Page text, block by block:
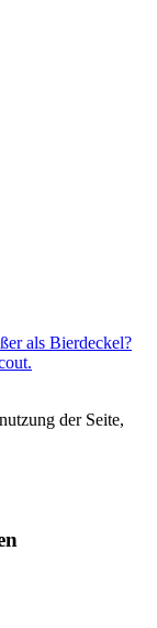
als Bierdeckel?
der Seite,